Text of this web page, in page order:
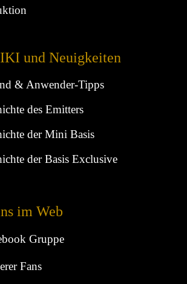
und Neuigkeiten
& Anwender-Tipps
des Emitters
der Mini Basis
der Basis Exclusive
im Web
Gruppe
Fans